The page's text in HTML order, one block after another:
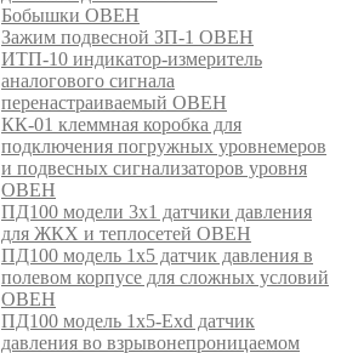
Бобышки ОВЕН
Зажим подвесной ЗП-1 ОВЕН
ИТП-10 индикатор-измеритель
аналогового сигнала
перенастраиваемый ОВЕН
КК-01 клеммная коробка для
подключения погружных уровнемеров
и подвесных сигнализаторов уровня
ОВЕН
ПД100 модели 3х1 датчики давления
для ЖКХ и теплосетей ОВЕН
ПД100 модель 1х5 датчик давления в
полевом корпусе для сложных условий
ОВЕН
ПД100 модель 1х5-Exd датчик
давления во взрывонепроницаемом